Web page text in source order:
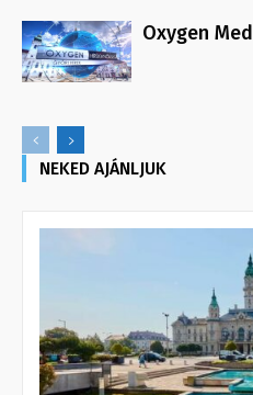
Oxygen
NEKED AJÁNLJUK